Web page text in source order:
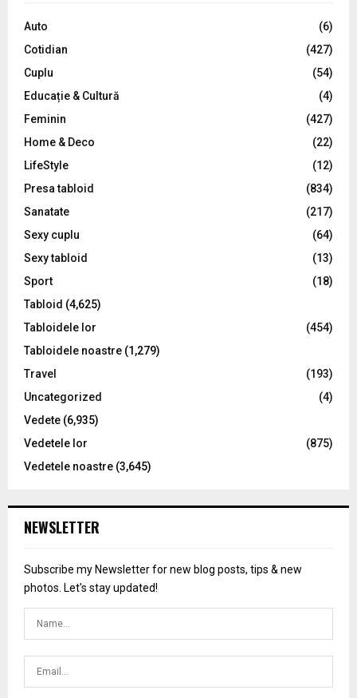
o
:
C
Auto
(6)
Cotidian
(427)
Cuplu
(54)
Educație & Cultură
(4)
Feminin
(427)
Home & Deco
(22)
LifeStyle
(12)
Presa tabloid
(834)
Sanatate
(217)
Sexy cuplu
(64)
Sexy tabloid
(13)
Sport
(18)
Tabloid (4,625)
Tabloidele lor
(454)
Tabloidele noastre (1,279)
Travel
(193)
Uncategorized
(4)
Vedete (6,935)
Vedetele lor
(875)
Vedetele noastre (3,645)
NEWSLETTER
Subscribe my Newsletter for new blog posts, tips & new
photos. Let's stay updated!